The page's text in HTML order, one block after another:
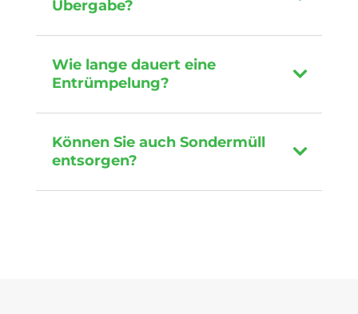
Übergabe?
Wie lange dauert eine
Entrümpelung?
Können Sie auch Sondermüll
entsorgen?